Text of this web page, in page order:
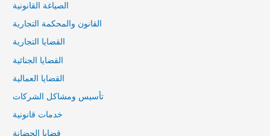
الصياغة القانونية
القانون والمحكمة التجارية
القضايا التجارية
القضايا الجنائية
القضايا العمالية
تأسيس ومشاكل الشركات
خدمات قانونية
قضايا الحضانة